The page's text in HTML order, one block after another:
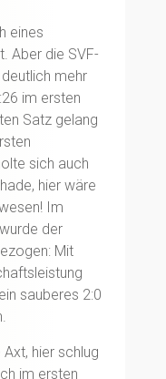
eines
Aber die SVF-
mehr
im ersten
Satz gelang
sich auch
hier wäre
Im
der
Mit
sauberes 2:0
hier schlug
im ersten